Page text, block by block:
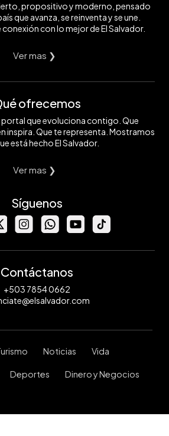
propositivo y moderno, pensado
que avanza, se reinventa y se une.
con lo mejor de El Salvador.
Ver mas ❯
ofrecemos
que evoluciona contigo. Que
inspira. Que te representa. Mostramos
está hecho El Salvador.
Ver mas ❯
Síguenos
Contáctanos
+503 7854 0662
Noticias Vida
Deportes Dinero y Negocios